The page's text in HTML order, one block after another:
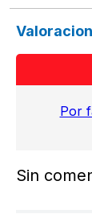
Por
Sin